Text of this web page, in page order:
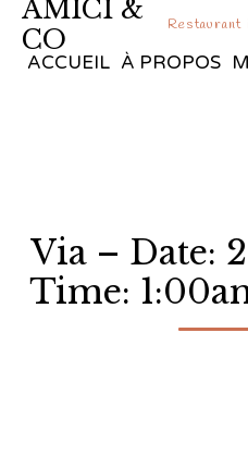
AMICI &
CO
Restaurant
ACCUEIL À PROPOS
Via – Date:
Time: